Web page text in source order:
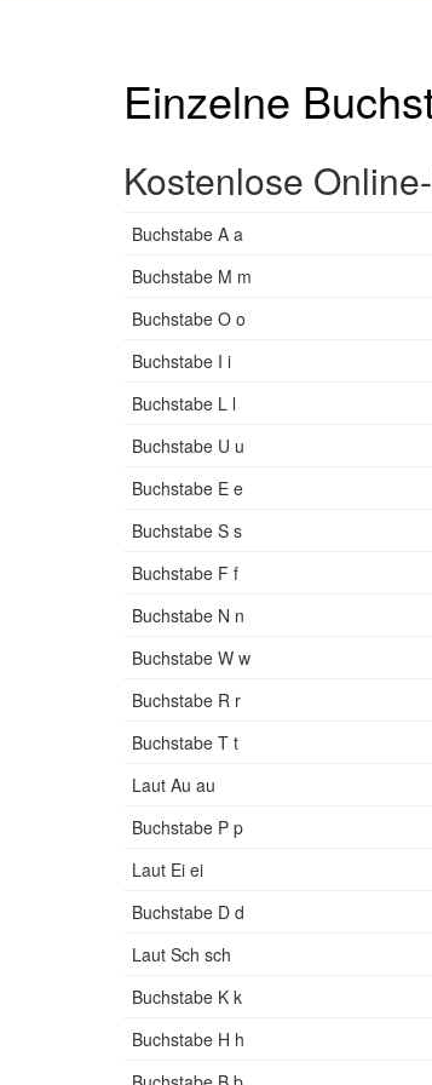
Einzelne
Kostenlose
Buchstabe A a
Buchstabe M m
Buchstabe O o
Buchstabe I i
Buchstabe L l
Buchstabe U u
Buchstabe E e
Buchstabe S s
Buchstabe F f
Buchstabe N n
Buchstabe W w
Buchstabe R r
Buchstabe T t
Laut Au au
Buchstabe P p
Laut Ei ei
Buchstabe D d
Laut Sch sch
Buchstabe K k
Buchstabe H h